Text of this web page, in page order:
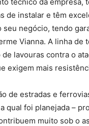
de instalar e têm
negócio, tendo
Vianna. A linha de
lavouras contra o
exigem mais
de estradas e
qual foi planejada –
muito sob o